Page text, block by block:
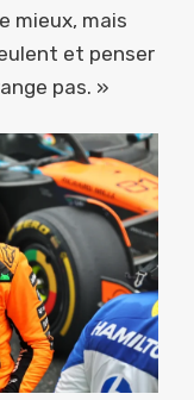
mieux, mais
et penser
pas. »